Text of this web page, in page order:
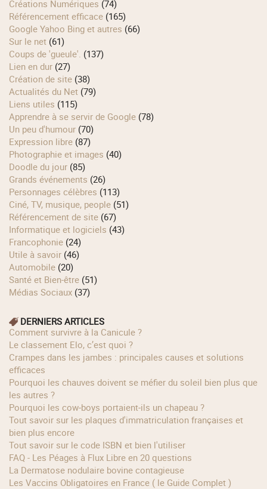
Créations Numériques (74)
Référencement efficace (165)
Google Yahoo Bing et autres (66)
Sur le net (61)
Coups de 'gueule'. (137)
Lien en dur (27)
Création de site (38)
Actualités du Net (79)
Liens utiles (115)
Apprendre à se servir de Google (78)
Un peu d'humour (70)
Expression libre (87)
Photographie et images (40)
Doodle du jour (85)
Grands événements (26)
Personnages célèbres (113)
Ciné, TV, musique, people (51)
Référencement de site (67)
Informatique et logiciels (43)
Francophonie (24)
Utile à savoir (46)
Automobile (20)
Santé et Bien-être (51)
Médias Sociaux (37)
DERNIERS ARTICLES
Comment survivre à la Canicule ?
Le classement Elo, c’est quoi ?
Crampes dans les jambes : principales causes et solutions
efficaces
Pourquoi les chauves doivent se méfier du soleil bien plus que
les autres ?
Pourquoi les cow‑boys portaient‑ils un chapeau ?
Tout savoir sur les plaques d'immatriculation françaises et
bien plus encore
Tout savoir sur le code ISBN et bien l'utiliser
FAQ - Les Péages à Flux Libre en 20 questions
La Dermatose nodulaire bovine contagieuse
Les Vaccins Obligatoires en France ( le Guide Complet )